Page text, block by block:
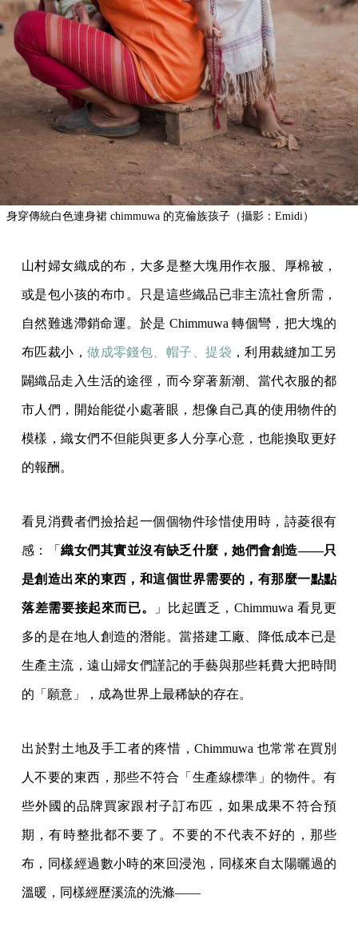
身穿傳統白色連身裙 chimmuwa 的克倫族孩子（攝影：Emidi）
山村婦女織成的布，大多是整大塊用作衣服、厚棉被，
或是包小孩的布巾。只是這些織品已非主流社會所需，
自然難逃滯銷命運。於是 Chimmuwa 轉個彎，把大塊的
布匹裁小，做成零錢包、帽子、提袋 ，利用裁縫加工另
闢織品走入生活的途徑，而今穿著新潮、當代衣服的都
市人們，開始能從小處著眼，想像自己真的使用物件的
模樣，織女們不但能與更多人分享心意，也能換取更好
的報酬。
看見消費者們撿拾起一個個物件珍惜使用時，詩菱很有
感：「織女們其實並沒有缺乏什麼，她們會創造——只
是創造出來的東西，和這個世界需要的，有那麼一點點
落差需要接起來而已。 」比起匱乏，Chimmuwa 看見更
多的是在地人創造的潛能。當搭建工廠、降低成本已是
生產主流，遠山婦女們謹記的手藝與那些耗費大把時間
的「願意」，成為世界上最稀缺的存在。
出於對土地及手工者的疼惜，Chimmuwa 也常常在買別
人不要的東西，那些不符合「生產線標準」的物件。有
些外國的品牌買家跟村子訂布匹，如果成果不符合預
期，有時整批都不要了。不要的不代表不好的，那些
布，同樣經過數小時的來回浸泡，同樣來自太陽曬過的
溫暖，同樣經歷溪流的洗滌——